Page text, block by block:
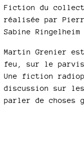
Fiction du
réalisée par
Sabine Ringelheim
Martin Grenier
feu, sur le parvis
Une fiction
discussion sur
parler de choses